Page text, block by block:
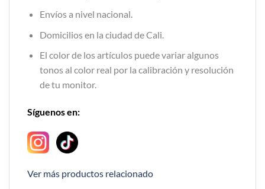
Envíos a nivel nacional.
Domicilios en la ciudad de Cali.
El color de los artículos puede variar algunos
tonos al color real por la calibración y resolución
de tu monitor.
Síguenos en:
Ver más productos relacionado